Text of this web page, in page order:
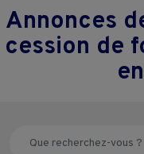
Annonces
cession de